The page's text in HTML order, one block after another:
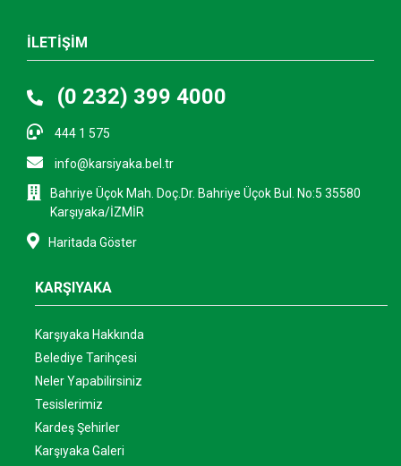
İLETİŞİM
(0 232) 399 4000
444 1 575
info@karsiyaka.bel.tr
Bahriye Üçok Mah. Doç.Dr. Bahriye Üçok Bul. No:5 35580
Karşıyaka/İZMİR
Haritada Göster
KARŞIYAKA
Karşıyaka Hakkında
Belediye Tarihçesi
Neler Yapabilirsiniz
Tesislerimiz
Kardeş Şehirler
Karşıyaka Galeri